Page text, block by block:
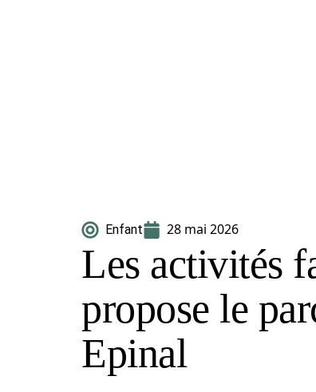
Enfant 28 mai 2026
Les activités
propose le
Epinal